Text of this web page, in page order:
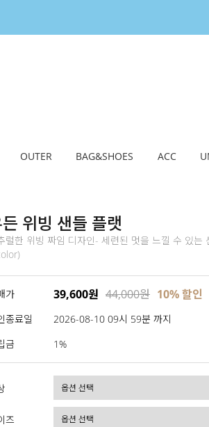
OUTER BAG&SHOES ACC
위빙 샌들 플랫
럴한 위빙 짜임 디자인- 세련된 멋을 느낄 수 있는
가 39,600원 44,000원 10% 할인
종료일
2026-08-10 09시 59분 까지
금
1%
즈